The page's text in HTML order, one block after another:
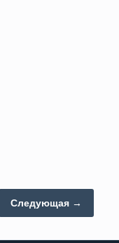
Следующая →